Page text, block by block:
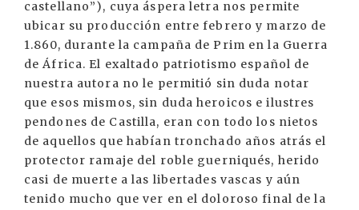
castellano”), cuya áspera letra nos permite
ubicar su producción entre febrero y marzo de
1.860, durante la campaña de Prim en la Guerra
de África. El exaltado patriotismo español de
nuestra autora no le permitió sin duda notar
que esos mismos, sin duda heroicos e ilustres
pendones de Castilla, eran con todo los nietos
de aquellos que habían tronchado años atrás el
protector ramaje del roble guerniqués, herido
casi de muerte a las libertades vascas y aún
tenido mucho que ver en el doloroso final de la